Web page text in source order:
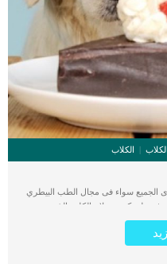
الكلاب
الجميع سواء فى مجال الطب البيطري
على كيفية علاج الكلب الذى تعرض
فاعليتها. اقرأ ايضا: مخاطر تناول
تسمم الكلاب بالشيكولاتة وتصل